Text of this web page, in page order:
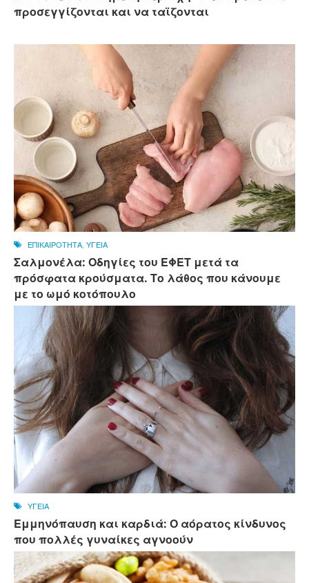
προσεγγίζονται και να ταϊζονται
ΕΠΙΚΑΙΡΟΤΗΤΑ, ΥΓΕΙΑ
Σαλμονέλα: Οδηγίες του ΕΦΕΤ μετά τα
πρόσφατα κρούσματα. Το λάθος που κάνουμε
με το ωμό κοτόπουλο
ΥΓΕΙΑ
Εμμηνόπαυση και καρδιά: Ο αόρατος κίνδυνος
που πολλές γυναίκες αγνοούν